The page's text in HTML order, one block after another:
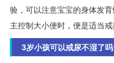
验，可以注意宝宝的身体发
主控制大小便时，便是适当戒
3岁小孩可以戒尿不湿了